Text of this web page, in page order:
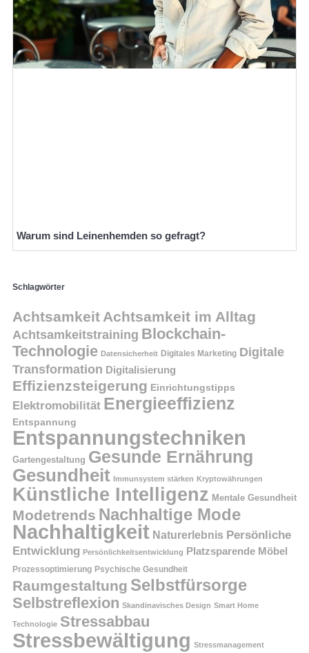
Warum sind Leinenhemden so gefragt?
Schlagwörter
AchtsamkeitAchtsamkeit im Alltag
Achtsamkeitstraining Blockchain-
Technologie Datensicherheit Digitales Marketing Digitale
Transformation Digitalisierung
Effizienzsteigerung Einrichtungstipps
Elektromobilität Energieeffizienz
Entspannung
Entspannungstechniken
Gartengestaltung Gesunde Ernährung
Gesundheit Immunsystem stärken Kryptowährungen
Künstliche Intelligenz Mentale Gesundheit
Modetrends Nachhaltige Mode
Nachhaltigkeit Naturerlebnis Persönliche
Entwicklung Persönlichkeitsentwicklung Platzsparende Möbel
Prozessoptimierung Psychische Gesundheit
Raumgestaltung Selbstfürsorge
Selbstreflexion Skandinavisches Design Smart Home
Technologie Stressabbau
Stressbewältigung Stressmanagement